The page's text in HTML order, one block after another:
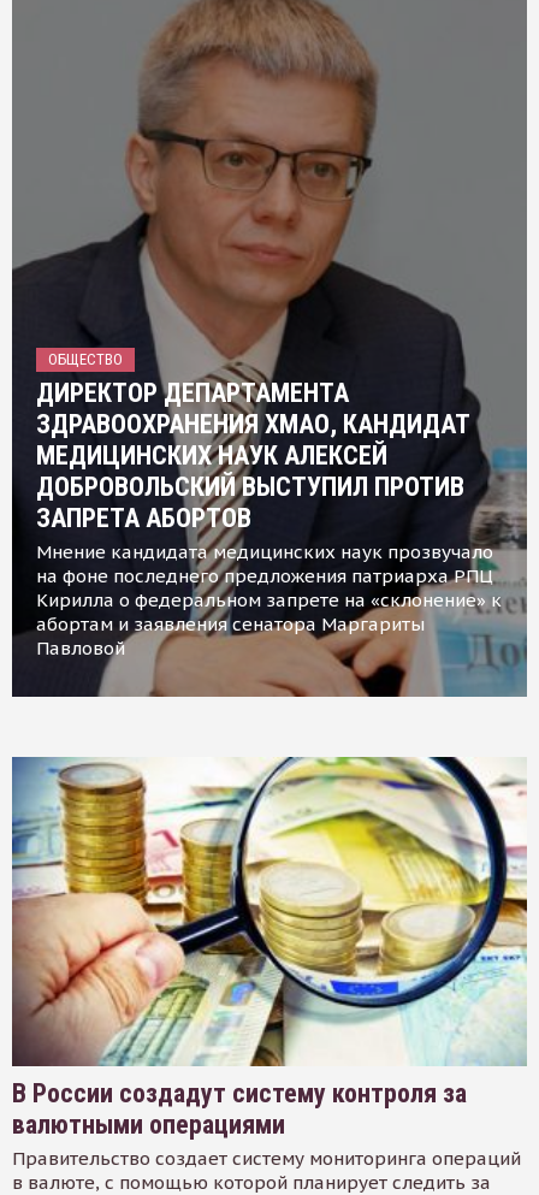
ОБЩЕСТВО
ДИРЕКТОР ДЕПАРТАМЕНТА
ЗДРАВООХРАНЕНИЯ ХМАО, КАНДИДАТ
МЕДИЦИНСКИХ НАУК АЛЕКСЕЙ
ДОБРОВОЛЬСКИЙ ВЫСТУПИЛ ПРОТИВ
ЗАПРЕТА АБОРТОВ
Мнение кандидата медицинских наук прозвучало
на фоне последнего предложения патриарха РПЦ
Кирилла о федеральном запрете на «склонение» к
абортам и заявления сенатора Маргариты
Павловой
В России создадут систему контроля за
валютными операциями
Правительство создает систему мониторинга операций
в валюте, с помощью которой планирует следить за